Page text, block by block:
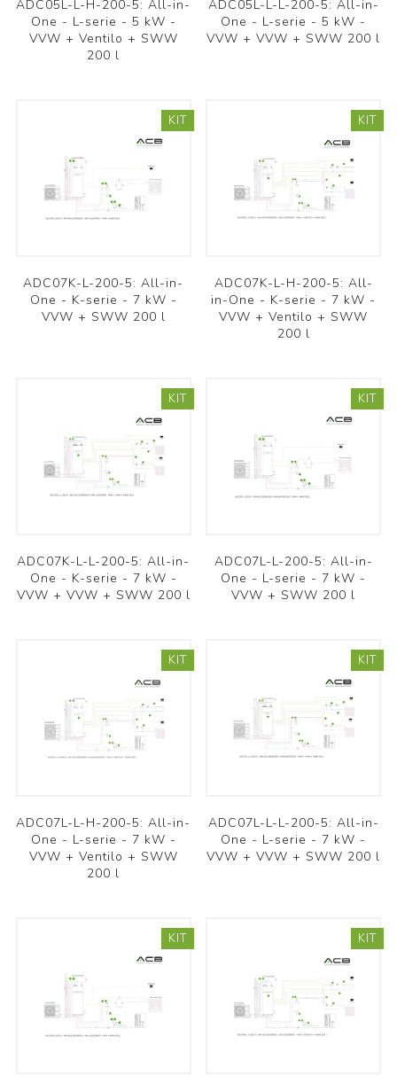
ADC05L-L-H-200-5: All-in-
One - L-serie - 5 kW -
VVW + Ventilo + SWW
200 l
ADC05L-L-L-200-5: All-in-
One - L-serie - 5 kW -
VVW + VVW + SWW 200 l
KIT
ADC07K-L-200-5: All-in-
One - K-serie - 7 kW -
VVW + SWW 200 l
KIT
ADC07K-L-H-200-5: All-
in-One - K-serie - 7 kW -
VVW + Ventilo + SWW
200 l
KIT
ADC07K-L-L-200-5: All-in-
One - K-serie - 7 kW -
VVW + VVW + SWW 200 l
KIT
ADC07L-L-200-5: All-in-
One - L-serie - 7 kW -
VVW + SWW 200 l
KIT
ADC07L-L-H-200-5: All-in-
One - L-serie - 7 kW -
VVW + Ventilo + SWW
200 l
KIT
ADC07L-L-L-200-5: All-in-
One - L-serie - 7 kW -
VVW + VVW + SWW 200 l
KIT KIT